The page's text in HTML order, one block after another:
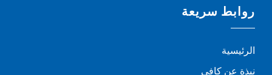
روابط سريعة
الرئيسية
نبذة عن كافي